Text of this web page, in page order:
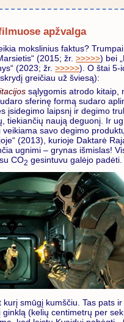
apžvalga
mokslinius faktus?
(2015; žr.>>>>>) bei
(2023; žr.>>>>>). O štai 5-
greičiau už šviesą):
sąlygomis atrodo kitaip,
sferinę formą sudaro
įsidegimo laipsnį ir degimo
tiekiančių naują deguonį. Ir
savo degimo
(2013), kurioje Daktarė
ugnimi – grynas išmislas!
CO2 gesintuvu galėjo padėti.
smūgį kumščiu. Tas pats ir
(kelių centimetrų per